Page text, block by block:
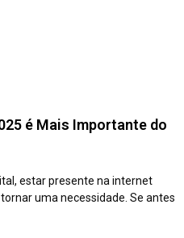
é Mais Importante do
estar presente na internet
uma necessidade. Se antes